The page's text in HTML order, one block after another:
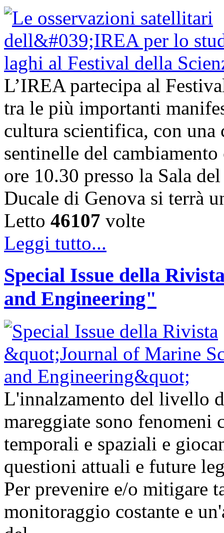
L’IREA partecipa al
tra le più importanti
cultura scientifica, con
sentinelle del
ore 10.30 presso la Sala
Ducale di Genova si terrà
Letto 46107 volte
Leggi tutto...
Special Issue della
and Engineering"
L'innalzamento del livello
mareggiate sono fenomeni
temporali e spaziali e
questioni attuali e future
Per prevenire e/o mitigare
monitoraggio costante e